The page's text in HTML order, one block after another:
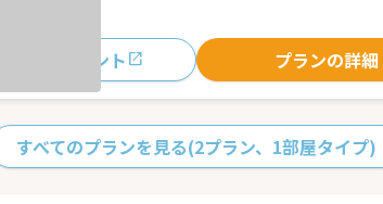
おすすめポイント プランの詳細
すべてのプランを見る(2プラン、1部屋タイプ)